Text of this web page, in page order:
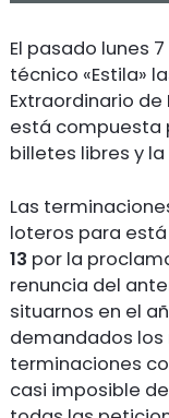
El pasado lunes
técnico «Estila»
Extraordinario
está compuesta
billetes libres y
Las
loteros para
13 por la
renuncia del
situarnos en el
demandados los
terminaciones
casi imposible